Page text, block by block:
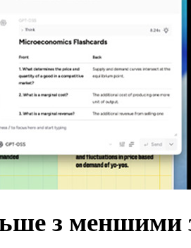
з меншими